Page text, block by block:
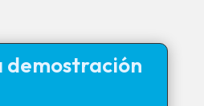
demostración